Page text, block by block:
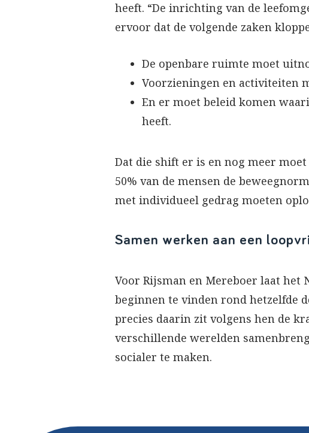
heeft. “De inrichting van de
ervoor dat de volgende zaken
De openbare ruimte moet
Voorzieningen en activiteiten
En er moet beleid komen
heeft.
Dat die shift er is en nog meer
50% van de mensen de
met individueel gedrag moeten
Samen werken aan een
Voor Rijsman en Mereboer laat het
beginnen te vinden rond hetzelfde
precies daarin zit volgens hen de
verschillende werelden
socialer te maken.